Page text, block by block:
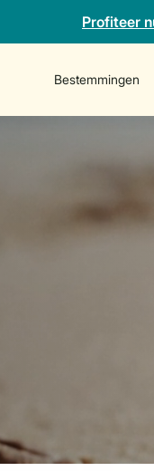
Profiteer
Bestemmingen